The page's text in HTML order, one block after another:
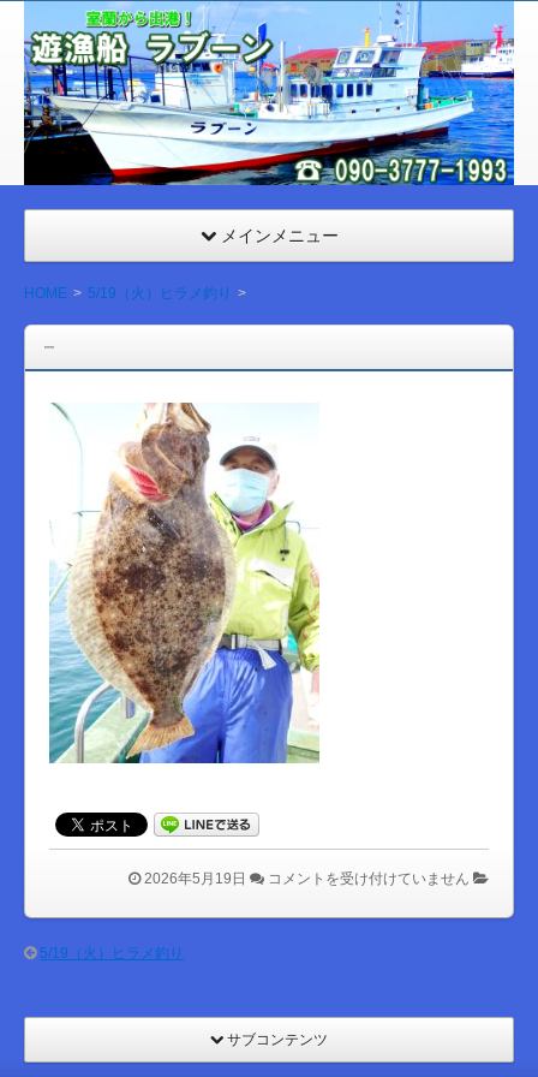
室
蘭
遊漁
船
ラブ
ーン
メインメニュー
HOME 5/19（火）ヒラメ釣り
2026年5月19日 は
コメントを受け付けていません
5/19（火）ヒラメ釣り
サブコンテンツ